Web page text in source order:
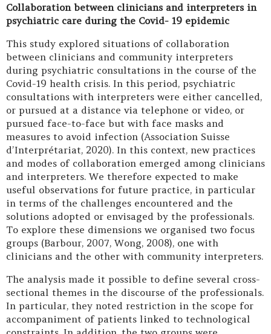
Collaboration between clinicians and interpreters in
psychiatric care during the Covid- 19 epidemic
This study explored situations of collaboration
between clinicians and community interpreters
during psychiatric consultations in the course of the
Covid-19 health crisis. In this period, psychiatric
consultations with interpreters were either cancelled,
or pursued at a distance via telephone or video, or
pursued face-to-face but with face masks and
measures to avoid infection (Association Suisse
d’Interprétariat, 2020). In this context, new practices
and modes of collaboration emerged among clinicians
and interpreters. We therefore expected to make
useful observations for future practice, in particular
in terms of the challenges encountered and the
solutions adopted or envisaged by the professionals.
To explore these dimensions we organised two focus
groups (Barbour, 2007, Wong, 2008), one with
clinicians and the other with community interpreters.
The analysis made it possible to define several cross-
sectional themes in the discourse of the professionals.
In particular, they noted restriction in the scope for
accompaniment of patients linked to technological